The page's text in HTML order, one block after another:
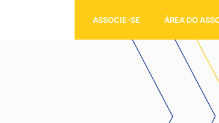
ASSOCIE-SE ÁREA DO